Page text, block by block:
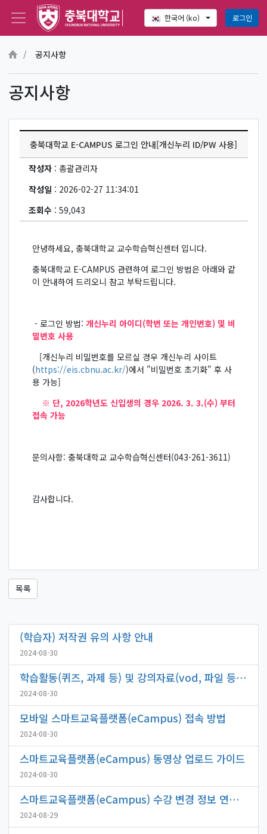
한국어 ‎(ko)‎ 로그인
공지사항
공지사항
충북대학교 E-CAMPUS 로그인 안내[개신누리 ID/PW 사용]
작성자: 총괄관리자
작성일 : 2026-02-27 11:34:01
조회수 : 59,043
안녕하세요, 충북대학교 교수학습혁신센터 입니다.
충북대학교 E-CAMPUS 관련하여 로그인 방법은 아래와 같
이 안내하여 드리오니 참고 부탁드립니다.
- 로그인 방법: 개신누리 아이디(학번 또는 개인번호) 및 비
밀번호 사용
[개신누리 비밀번호를 모르실 경우 개신누리 사이트
(https://eis.cbnu.ac.kr/)에서 "비밀번호 초기화" 후 사
용 가능]
※ 단, 2026학년도 신입생의 경우 2026. 3. 3.(수) 부터
접속 가능
문의사항: 충북대학교 교수학습혁신센터(043-261-3611)
감사합니다.
목록
(학습자) 저작권 유의 사항 안내
2024-08-30
학습활동(퀴즈, 과제 등) 및 강의자료(vod, 파일 등) 공개 기간 설정 방법
2024-08-30
모바일 스마트교육플랫폼(eCampus) 접속 방법
2024-08-30
스마트교육플랫폼(eCampus) 동영상 업로드 가이드
2024-08-30
스마트교육플랫폼(eCampus) 수강 변경 정보 연동 시간 안내(매일 새벽 4시)
2024-08-29